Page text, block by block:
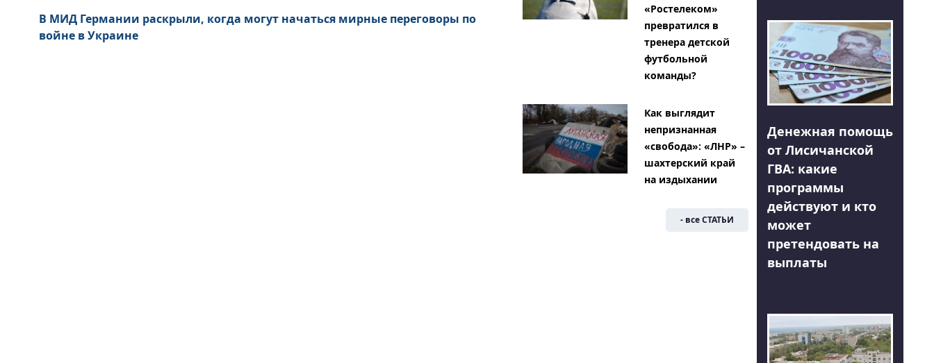
В МИД Германии раскрыли, когда могут начаться мирные переговоры по
войне в Украине
«Ростелеком»
превратился в
тренера детской
футбольной
команды?
Как выглядит
непризнанная
«свобода»: «ЛНР» –
шахтерский край
на издыхании
- все СТАТЬИ
Денежная помощь
от Лисичанской
ГВА: какие
программы
действуют и кто
может
претендовать на
выплаты